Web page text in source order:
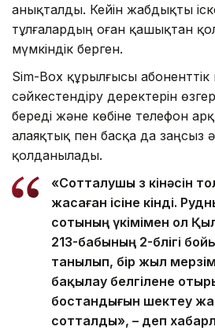
анықталды. Кейін жабдықты
тұлғалардың оған қашықтан
мүмкіндік берген.
Sim-Box құрылғысы абоненттік
сәйкестендіру деректерін
береді және көбіне телефон
алаяқтық пен басқа да заңсыз
қолданылады.
«Сотталушы өз кінәсін
жасаған ісіне өкінді.
сотының үкімімен ол
213-бабының 2-бөлігі
танылып, бір жыл
бақылау белгілене
бостандығын шектеу
сотталды», – деп